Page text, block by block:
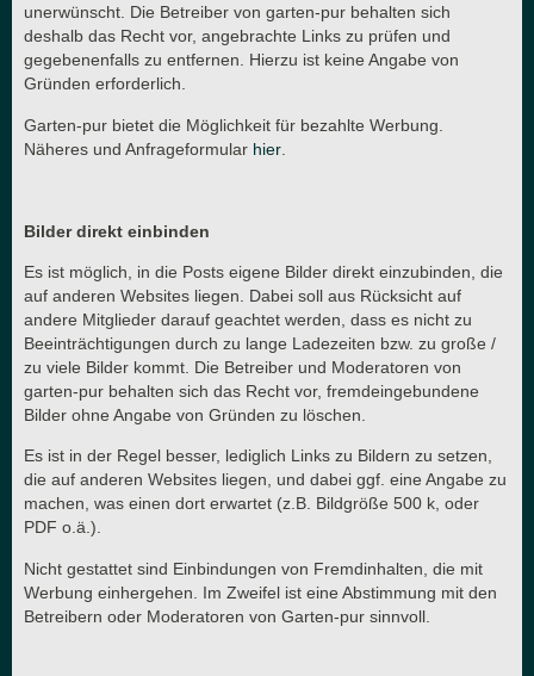
unerwünscht. Die Betreiber von garten-pur behalten sich
deshalb das Recht vor, angebrachte Links zu prüfen und
gegebenenfalls zu entfernen. Hierzu ist keine Angabe von
Gründen erforderlich.
Garten-pur bietet die Möglichkeit für bezahlte Werbung.
Näheres und Anfrageformular hier
Bilder direkt einbinden
Es ist möglich, in die Posts eigene Bilder direkt einzubinden, die
auf anderen Websites liegen. Dabei soll aus Rücksicht auf
andere Mitglieder darauf geachtet werden, dass es nicht zu
Beeinträchtigungen durch zu lange Ladezeiten bzw. zu große /
zu viele Bilder kommt. Die Betreiber und Moderatoren von
garten-pur behalten sich das Recht vor, fremdeingebundene
Bilder ohne Angabe von Gründen zu löschen.
Es ist in der Regel besser, lediglich Links zu Bildern zu setzen,
die auf anderen Websites liegen, und dabei ggf. eine Angabe zu
machen, was einen dort erwartet (z.B. Bildgröße 500 k, oder
PDF o.ä.).
Nicht gestattet sind Einbindungen von Fremdinhalten, die mit
Werbung einhergehen. Im Zweifel ist eine Abstimmung mit den
Betreibern oder Moderatoren von Garten-pur sinnvoll.